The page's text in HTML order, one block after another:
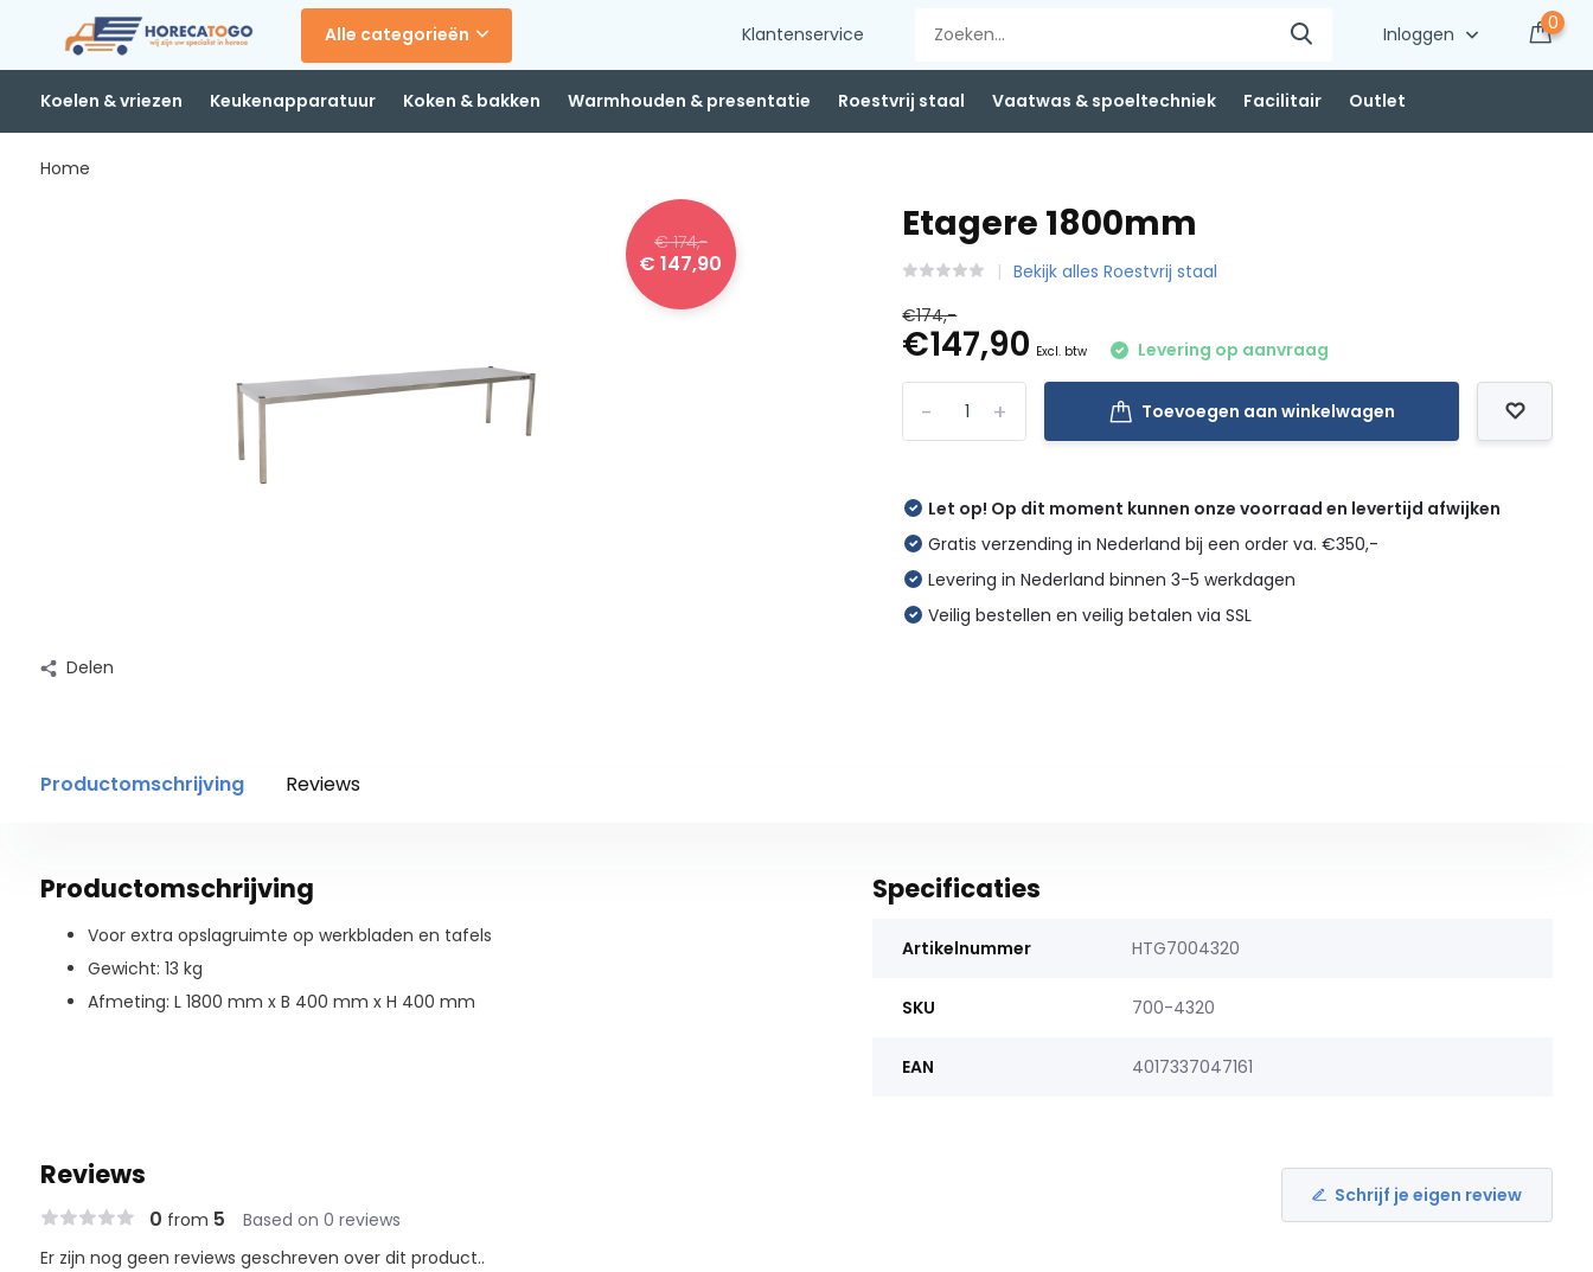
Alle categorieën Klantenservice Inloggen
0
Koelen & vriezen Keukenapparatuur Koken & bakken Warmhouden & presentatie Roestvrij staal Vaatwas & spoeltechniek Facilitair Outlet
Home
€ 174,-
€ 147,90
Delen
Etagere 1800mm
Bekijk alles Roestvrij staal
€174,-
€147,90 Excl. btw Levering op aanvraag
+
- Toevoegen aan winkelwagen
Let op! Op dit moment kunnen onze voorraad en levertijd afwijken
Gratis verzending in Nederland bij een order va. €350,-
Levering in Nederland binnen 3-5 werkdagen
Veilig bestellen en veilig betalen via SSL
Productomschrijving Reviews
Productomschrijving
Voor extra opslagruimte op werkbladen en tafels
Gewicht: 13 kg
Afmeting: L 1800 mm x B 400 mm x H 400 mm
Specificaties
Artikelnummer HTG7004320
SKU 700-4320
EAN 4017337047161
Reviews
0 from 5 Based on 0 reviews
Schrijf je eigen review
Er zijn nog geen reviews geschreven over dit product..